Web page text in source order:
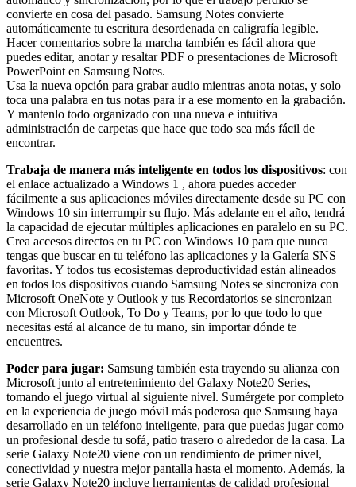
convierte en cosa del pasado. Samsung Notes convierte
automáticamente tu escritura desordenada en caligrafía legible.
Hacer comentarios sobre la marcha también es fácil ahora que
puedes editar, anotar y resaltar PDF o presentaciones de Microsoft
PowerPoint en Samsung Notes.
Usa la nueva opción para grabar audio mientras anota notas, y solo
toca una palabra en tus notas para ir a ese momento en la grabación.
Y mantenlo todo organizado con una nueva e intuitiva
administración de carpetas que hace que todo sea más fácil de
encontrar.
Trabaja de manera más inteligente en todos los dispositivos: con
el enlace actualizado a Windows 1 , ahora puedes acceder
fácilmente a sus aplicaciones móviles directamente desde su PC con
Windows 10 sin interrumpir su flujo. Más adelante en el año, tendrá
la capacidad de ejecutar múltiples aplicaciones en paralelo en su PC.
Crea accesos directos en tu PC con Windows 10 para que nunca
tengas que buscar en tu teléfono las aplicaciones y la Galería SNS
favoritas. Y todos tus ecosistemas deproductividad están alineados
en todos los dispositivos cuando Samsung Notes se sincroniza con
Microsoft OneNote y Outlook y tus Recordatorios se sincronizan
con Microsoft Outlook, To Do y Teams, por lo que todo lo que
necesitas está al alcance de tu mano, sin importar dónde te
encuentres.
Poder para jugar: Samsung también esta trayendo su alianza con
Microsoft junto al entretenimiento del Galaxy Note20 Series,
tomando el juego virtual al siguiente nivel. Sumérgete por completo
en la experiencia de juego móvil más poderosa que Samsung haya
desarrollado en un teléfono inteligente, para que puedas jugar como
un profesional desde tu sofá, patio trasero o alrededor de la casa. La
serie Galaxy Note20 viene con un rendimiento de primer nivel,
conectividad y nuestra mejor pantalla hasta el momento. Además, la
serie Galaxy Note20 incluye herramientas de calidad profesional